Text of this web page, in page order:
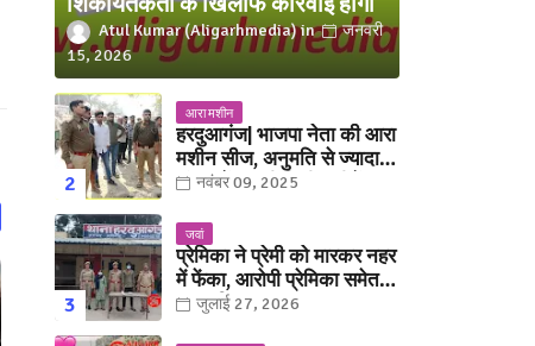
Atul Kumar (Aligarhmedia)
जनवरी
15, 2026
आरा मशीन
हरदुआगंज| भाजपा नेता की आरा
मशीन सीज, अनुमति से ज्यादा
संख्या में चलती मिली मशीनें
नवंबर 09, 2025
जवां
प्रेमिका ने प्रेमी को मारकर नहर
में फेंका, आरोपी प्रेमिका समेत
युवक गिरफ्तार
जुलाई 27, 2026